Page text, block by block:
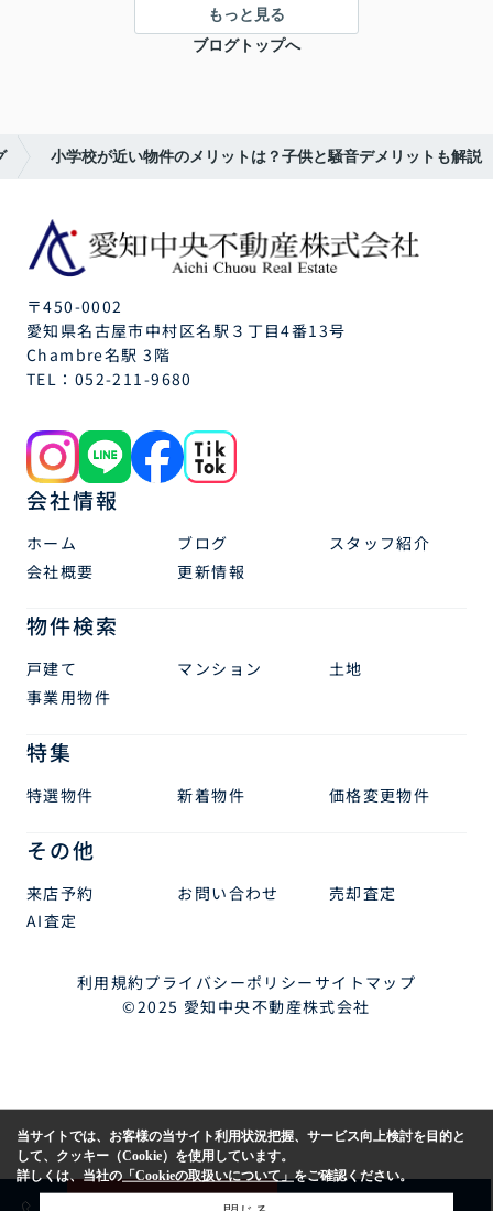
もっと見る
ブログトップへ
小学校が近い物件のメリットは？子供と騒音デメリットも解説
〒450-0002
愛知県名古屋市中村区名駅３丁目4番13号
Chambre名駅 3階
TEL： 052-211-9680
会社情報
ホーム ブログ
スタッフ紹介
会社概要
更新情報
物件検索
戸建て マンション
土地
事業用物件
特集
特選物件 新着物件 価格変更物件
その他
来店予約 お問い合わせ
売却査定
AI査定
利用規約プライバシーポリシーサイトマップ
©2025 愛知中央不動産株式会社
当サイトでは、お客様の当サイト利用状況把握、サービス向上検討を目的と
して、クッキー（Cookie）を使用しています。
詳しくは、当社の「Cookieの取扱いについて」をご確認ください。